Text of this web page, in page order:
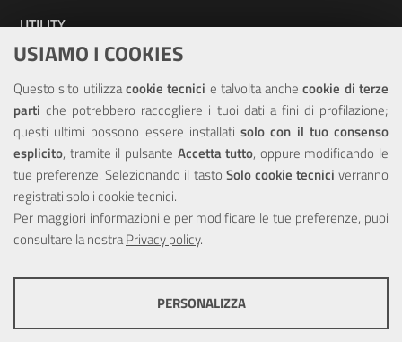
USIAMO I COOKIES
Questo sito utilizzacookie tecnici e talvolta anchecookie di terze
parti che potrebbero raccogliere i tuoi dati a fini di profilazione;
questi ultimi possono essere installatisolo con il tuo consenso
esplicito, tramite il pulsante Accetta tutto, oppure modificando le
tue preferenze. Selezionando il tasto Solo cookie tecnici verranno
registrati solo i cookie tecnici.
Per maggiori informazioni e per modificare le tue preferenze, puoi
consultare la nostraPrivacy policy.
PERSONALIZZA
UTILITY
Sitemap
NOTE LEGALI
Note Legali
Privacy
Dichiarazione di accessibilità